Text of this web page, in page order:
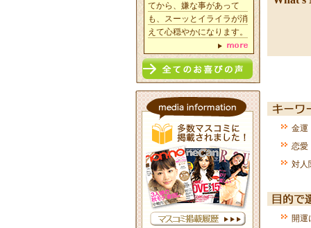
金運
恋愛
対人
開運
てから、嫌な事があって
も、スーッとイライラが消
えて心穏やかになります。